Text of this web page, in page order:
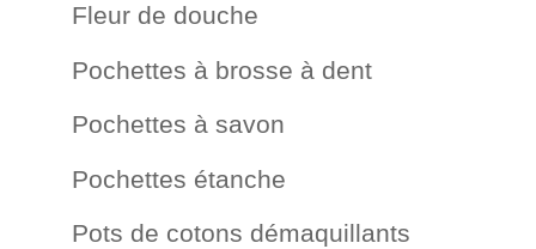
Fleur de douche
Pochettes à brosse à dent
Pochettes à savon
Pochettes étanche
Pots de cotons démaquillants